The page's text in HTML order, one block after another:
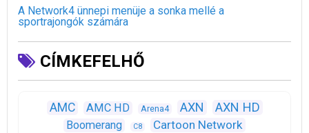
A Network4 ünnepi menüje a sonka mellé a
sportrajongók számára
CÍMKEFELHŐ
AMC AMC HD Arena4 AXN AXN HD
Boomerang C8 Cartoon Network